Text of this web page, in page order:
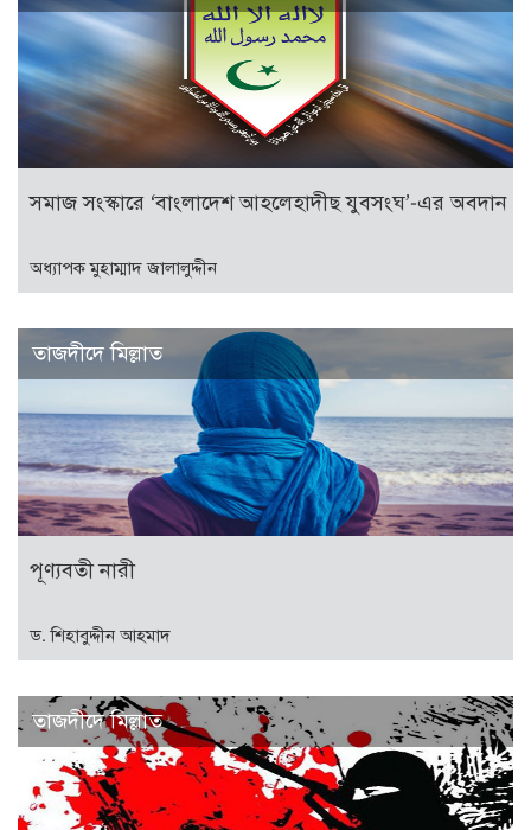
সমাজ সংস্কারে ‘বাংলাদেশ আহলেহাদীছ যুবসংঘ’-এর অবদান
অধ্যাপক মুহাম্মাদ জালালুদ্দীন
তাজদীদে মিল্লাত
পূণ্যবতী নারী
ড. শিহাবুদ্দীন আহমাদ
তাজদীদে মিল্লাত